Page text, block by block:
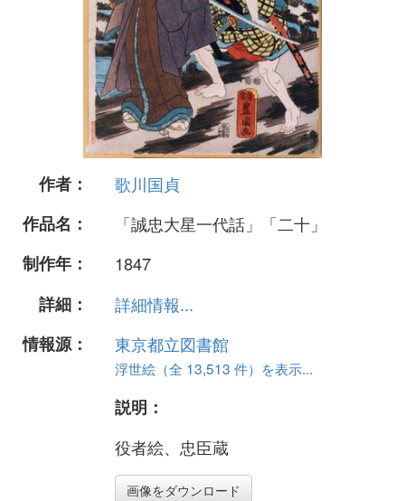
作者：
歌川国貞
作品名：
「誠忠大星一代話」「二十」
制作年：
1847
詳細：
詳細情報...
情報源：
東京都立図書館
浮世絵（全 13,513 件）を表示...
説明：
役者絵、忠臣蔵
画像をダウンロード